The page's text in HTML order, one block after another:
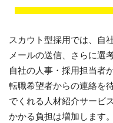
スカウト型採用では、自
メールの送信、さらに選
自社の人事・採用担当者
転職希望者からの連絡を
でくれる人材紹介サービ
かかる負担は増加します。